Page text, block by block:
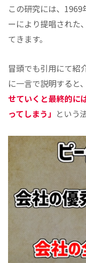
この研究には、
ーにより提唱された、
てきます。
冒頭でも引用にて紹
に一言で説明すると、
せていくと最終的に
ってしまう」 という